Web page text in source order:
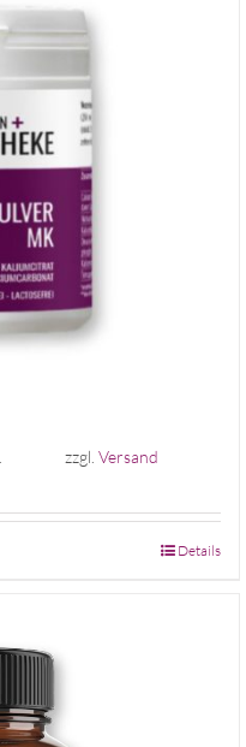
zzgl. Versand
Details